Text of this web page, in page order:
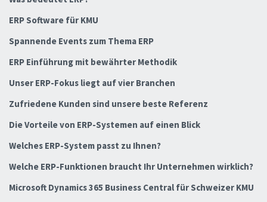
ERP Software für KMU
Spannende Events zum Thema ERP
ERP Einführung mit bewährter Methodik
Unser ERP-Fokus liegt auf vier Branchen
Zufriedene Kunden sind unsere beste Referenz
Die Vorteile von ERP-Systemen auf einen Blick
Welches ERP-System passt zu Ihnen?
Welche ERP-Funktionen braucht Ihr Unternehmen wirklich?
Microsoft Dynamics 365 Business Central für Schweizer KMU